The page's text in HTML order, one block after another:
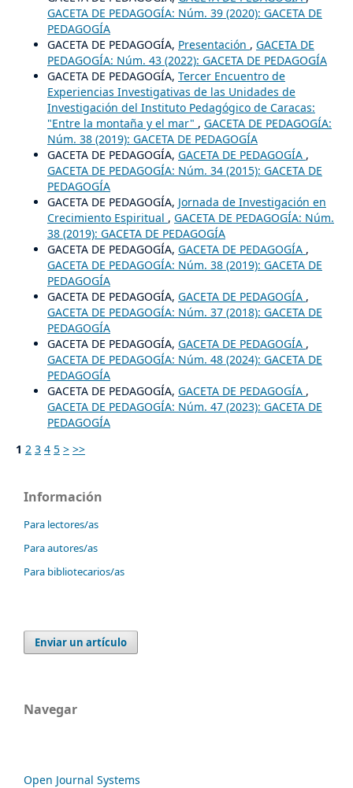
GACETA DE PEDAGOGÍA: Núm. 39 (2020): GACETA DE
PEDAGOGÍA
GACETA DE PEDAGOGÍA, Presentación , GACETA DE
PEDAGOGÍA: Núm. 43 (2022): GACETA DE PEDAGOGÍA
GACETA DE PEDAGOGÍA, Tercer Encuentro de
Experiencias Investigativas de las Unidades de
Investigación del Instituto Pedagógico de Caracas:
"Entre la montaña y el mar" , GACETA DE PEDAGOGÍA:
Núm. 38 (2019): GACETA DE PEDAGOGÍA
GACETA DE PEDAGOGÍA, GACETA DE PEDAGOGÍA ,
GACETA DE PEDAGOGÍA: Núm. 34 (2015): GACETA DE
PEDAGOGÍA
GACETA DE PEDAGOGÍA, Jornada de Investigación en
Crecimiento Espiritual , GACETA DE PEDAGOGÍA: Núm.
38 (2019): GACETA DE PEDAGOGÍA
GACETA DE PEDAGOGÍA, GACETA DE PEDAGOGÍA ,
GACETA DE PEDAGOGÍA: Núm. 38 (2019): GACETA DE
PEDAGOGÍA
GACETA DE PEDAGOGÍA, GACETA DE PEDAGOGÍA ,
GACETA DE PEDAGOGÍA: Núm. 37 (2018): GACETA DE
PEDAGOGÍA
GACETA DE PEDAGOGÍA, GACETA DE PEDAGOGÍA ,
GACETA DE PEDAGOGÍA: Núm. 48 (2024): GACETA DE
PEDAGOGÍA
GACETA DE PEDAGOGÍA, GACETA DE PEDAGOGÍA ,
GACETA DE PEDAGOGÍA: Núm. 47 (2023): GACETA DE
PEDAGOGÍA
1 2 3 4 5 > >>
Información
Para lectores/as
Para autores/as
Para bibliotecarios/as
Enviar un artículo
Navegar
Open Journal Systems